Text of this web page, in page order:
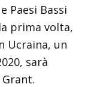
Paesi Bassi
prima volta,
Ucraina, un
sarà